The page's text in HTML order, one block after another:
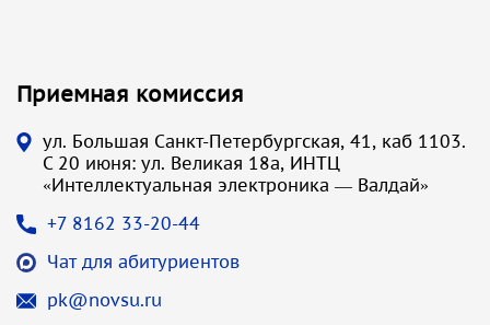
Приемная комиссия
ул. Большая Санкт-Петербургская, 41, каб 1103.
С 20 июня: ул. Великая 18а, ИНТЦ
«Интеллектуальная электроника — Валдай»
+7 8162 33-20-44
Чат для абитуриентов
pk@novsu.ru